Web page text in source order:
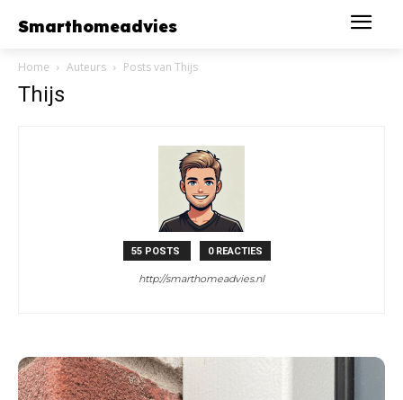
Smarthomeadvies
Home Auteurs Posts van Thijs
Thijs
55 POSTS 0 REACTIES
http://smarthomeadvies.nl